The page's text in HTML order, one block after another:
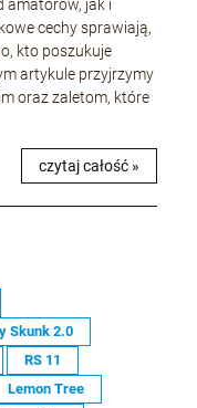
amatorów, jak i
cechy sprawiają,
kto poszukuje
artykule przyjrzymy
oraz zaletom, które
czytaj całość »
Skunk 2.0
RS 11
Lemon Tree